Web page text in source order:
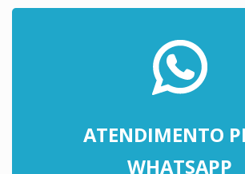
ATENDIMENTO
WHATSAPP